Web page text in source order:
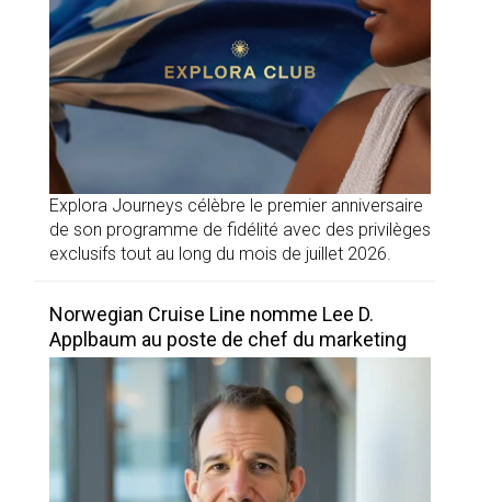
Explora Journeys célèbre le premier anniversaire
de son programme de fidélité avec des privilèges
exclusifs tout au long du mois de juillet 2026.
Norwegian Cruise Line nomme Lee D.
Applbaum au poste de chef du marketing